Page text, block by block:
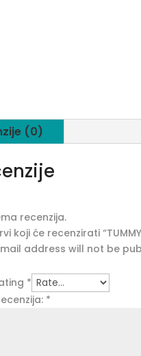
(0)
recenzija.
koji će recenzirati “TUMMY
address will not be
*
*